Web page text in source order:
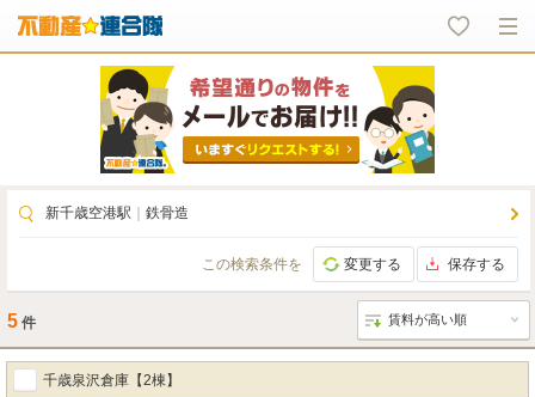
新千歳空港駅 鉄骨造
この検索条件を 変更する 保存する
5 件
千歳泉沢倉庫【2棟】